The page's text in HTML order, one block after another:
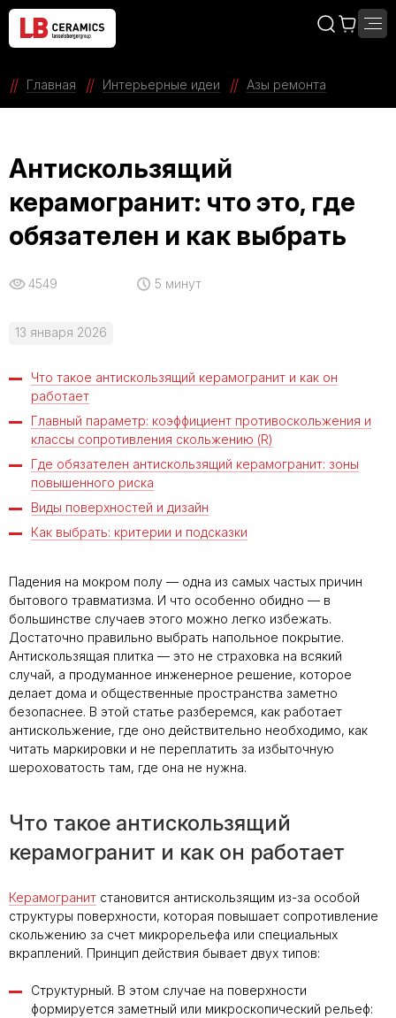
Главная Интерьерные идеи Азы ремонта
Антискользящий
керамогранит: что это, где
обязателен и как выбрать
13 января 2026
4549 5 минут
Что такое антискользящий керамогранит и как он
работает
Главный параметр: коэффициент противоскольжения и
классы сопротивления скольжению (R)
Где обязателен антискользящий керамогранит: зоны
повышенного риска
Виды поверхностей и дизайн
Как выбрать: критерии и подсказки
Падения на мокром полу — одна из самых частых причин
бытового травматизма. И что особенно обидно — в
большинстве случаев этого можно легко избежать.
Достаточно правильно выбрать напольное покрытие.
Антискользящая плитка — это не страховка на всякий
случай, а продуманное инженерное решение, которое
делает дома и общественные пространства заметно
безопаснее. В этой статье разберемся, как работает
антискольжение, где оно действительно необходимо, как
читать маркировки и не переплатить за избыточную
шероховатость там, где она не нужна.
Что такое антискользящий
керамогранит и как он работает
Керамогранит становится антискользящим из-за особой
структуры поверхности, которая повышает сопротивление
скольжению за счет микрорельефа или специальных
вкраплений. Принцип действия бывает двух типов:
Структурный. В этом случае на поверхности
формируется заметный или микроскопический рельеф: